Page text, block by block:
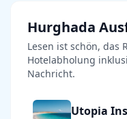
Hurghada
Lesen ist schön, das
Hotelabholung
Nachricht.
Utopia